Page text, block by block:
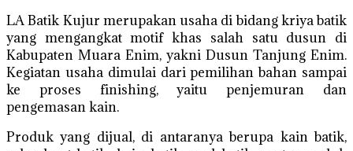
LA Batik Kujur merupakan usaha di bidang kriya batik
yang mengangkat motif khas salah satu dusun di
Kabupaten Muara Enim, yakni Dusun Tanjung Enim.
Kegiatan usaha dimulai dari pemilihan bahan sampai
ke proses finishing, yaitu penjemuran dan
pengemasan kain.
Produk yang dijual, di antaranya berupa kain batik,